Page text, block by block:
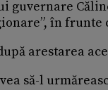
guvernare
în frunte
arestarea
să-l